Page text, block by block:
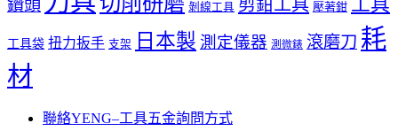
鑽頭
剝線工具 剪鉗工具 壓著鉗 工具
工具袋 扭力扳手 支架 日本製 測定儀器 測微錶 滾磨刀 耗
材
聯絡YENG–工具五金詢問方式